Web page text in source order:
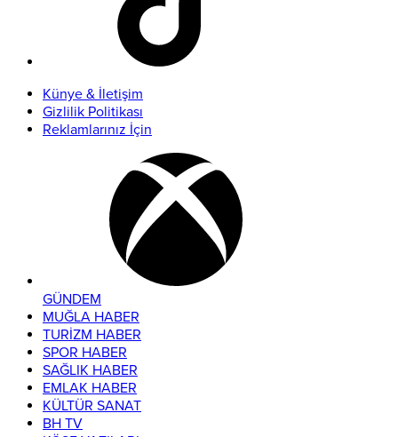
Künye & İletişim
Gizlilik Politikası
Reklamlarınız İçin
GÜNDEM
MUĞLA HABER
TURİZM HABER
SPOR HABER
SAĞLIK HABER
EMLAK HABER
KÜLTÜR SANAT
BH TV